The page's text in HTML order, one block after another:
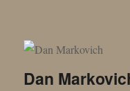
Dan